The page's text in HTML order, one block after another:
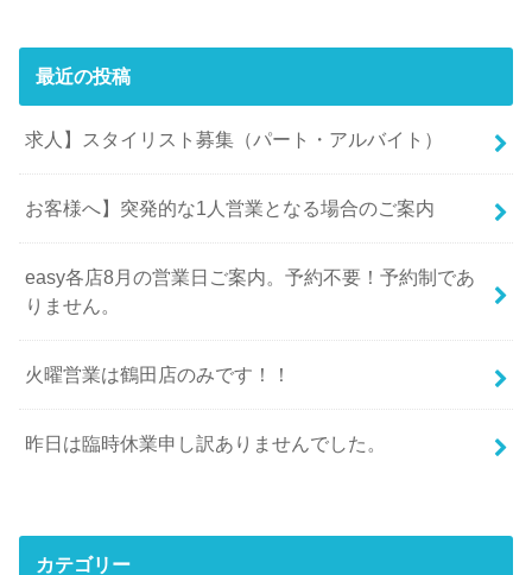
最近の投稿
求人】スタイリスト募集（パート・アルバイト）
お客様へ】突発的な1人営業となる場合のご案内
easy各店8月の営業日ご案内。予約不要！予約制であ
りません。
火曜営業は鶴田店のみです！！
昨日は臨時休業申し訳ありませんでした。
カテゴリー